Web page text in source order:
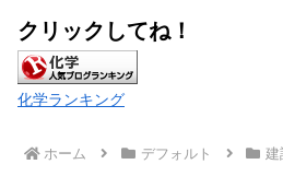
クリックしてね！
化学ランキング
ホーム デフォルト 建